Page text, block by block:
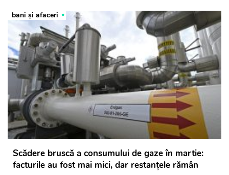
bani și afaceri
Scădere bruscă a consumului de gaze în martie:
facturile au fost mai mici, dar restanțele rămân